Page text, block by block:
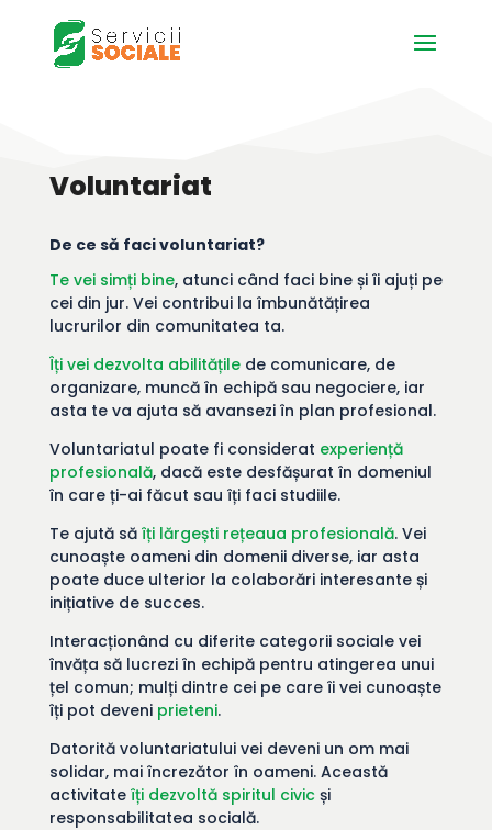
Voluntariat
De ce să faci voluntariat?
Te vei simți bine, atunci când faci bine și îi ajuți pe
cei din jur. Vei contribui la îmbunătățirea
lucrurilor din comunitatea ta.
Îți vei dezvolta abilitățilede comunicare, de
organizare, muncă în echipă sau negociere, iar
asta te va ajuta să avansezi în plan profesional.
Voluntariatul poate fi considerat experiență
profesională, dacă este desfășurat în domeniul
în care ți-ai făcut sau îți faci studiile.
Te ajută să îți lărgești rețeaua profesională. Vei
cunoaște oameni din domenii diverse, iar asta
poate duce ulterior la colaborări interesante și
inițiative de succes.
Interacționând cu diferite categorii sociale vei
învăța să lucrezi în echipă pentru atingerea unui
țel comun; mulți dintre cei pe care îi vei cunoaște
îți pot deveni prieteni.
Datorită voluntariatului vei deveni un om mai
solidar, mai încrezător în oameni. Această
activitate îți dezvoltă spiritul civicși
responsabilitatea socială.